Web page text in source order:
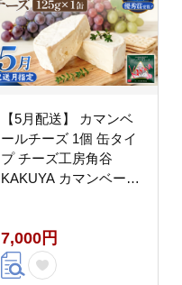
【5月配送】 カマンベ
ールチーズ 1個 缶タイ
プ チーズ工房角谷
KAKUYA カマンベール
7,000円